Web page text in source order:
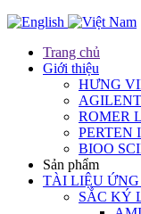
Trang chủ
Giới thiệu
HƯNG
AGILENT
ROMER
PERTEN
BIOO
Sản phẩm
TÀI LIỆU
SẮC KÝ